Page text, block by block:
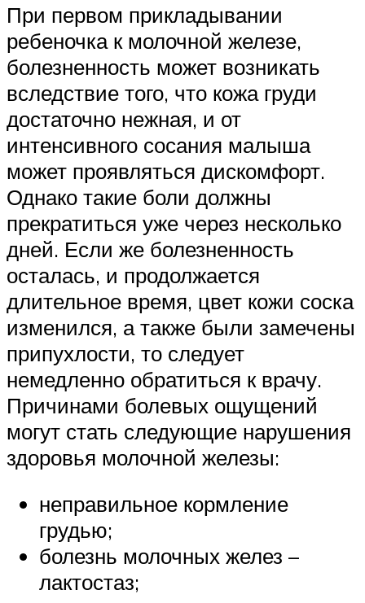
При первом прикладывании
ребеночка к молочной железе,
болезненность может возникать
вследствие того, что кожа груди
достаточно нежная, и от
интенсивного сосания малыша
может проявляться дискомфорт.
Однако такие боли должны
прекратиться уже через несколько
дней. Если же болезненность
осталась, и продолжается
длительное время, цвет кожи соска
изменился, а также были замечены
припухлости, то следует
немедленно обратиться к врачу.
Причинами болевых ощущений
могут стать следующие нарушения
здоровья молочной железы:
неправильное кормление
грудью;
болезнь молочных желез –
лактостаз;